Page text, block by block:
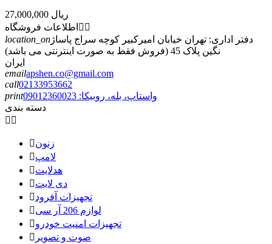
27,000,000 ریال
اطلاعات فروشگاه  
location_onدفتر اداری: تهران خیابان امیرکبیر کوچه سراج پاساژ
نگین پلاک 45 (فروش فقط به صورت اینترنتی می باشد)
ایران
emailapshen.co@gmail.com
call02133953662
print
واستاپ، بله، روبیکا: 09012360023
دسته بندی
 
زنون
لامپ
هدلایت
دی لایت
تجهیزات آفرود

لوازم 206 آر سی
تجهیزات امنیت خودرو
 صوت و تصویر